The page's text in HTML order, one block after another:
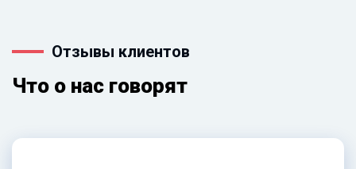
Отзывы клиентов
Что о нас говорят